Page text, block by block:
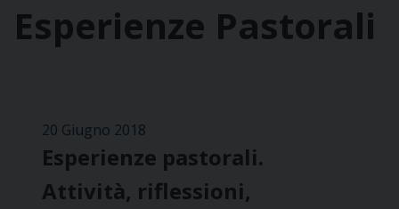
Esperienze Pastorali
20 Giugno 2018
Esperienze pastorali.
Attività, riflessioni,